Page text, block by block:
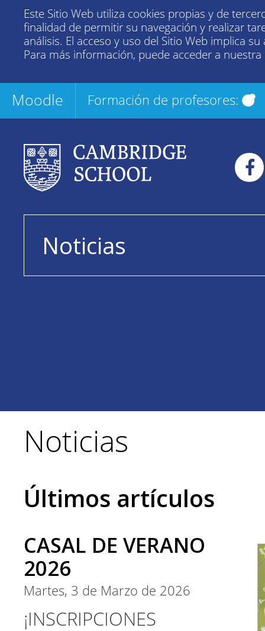
Este Sitio Web utiliza cookies propias y de
finalidad de permitir su navegación y realizar
análisis. El acceso y uso del Sitio Web implica su
Para más información, puede acceder a nuestra
Moodle Formación de profesores:
Noticias
Noticias
Últimos artículos
CASAL DE VERANO
2026
Martes, 3 de Marzo de 2026
¡INSCRIPCIONES